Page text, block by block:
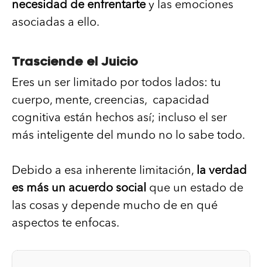
necesidad de enfrentartey las emociones
asociadas a ello.
Trasciende el Juicio
Eres un ser limitado por todos lados: tu
cuerpo, mente, creencias, capacidad
cognitiva están hechos así; incluso el ser
más inteligente del mundo no lo sabe todo.
Debido a esa inherente limitación, la verdad
es más un acuerdo social que un estado de
las cosas y depende mucho de en qué
aspectos te enfocas.